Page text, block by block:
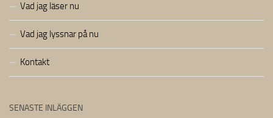
Vad jag läser nu
Vad jag lyssnar på nu
Kontakt
SENASTE INLÄGGEN